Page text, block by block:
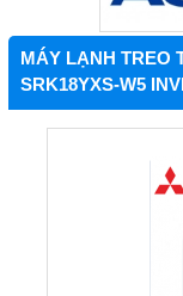
MÁY LẠNH TREO
SRK18YXS-W5